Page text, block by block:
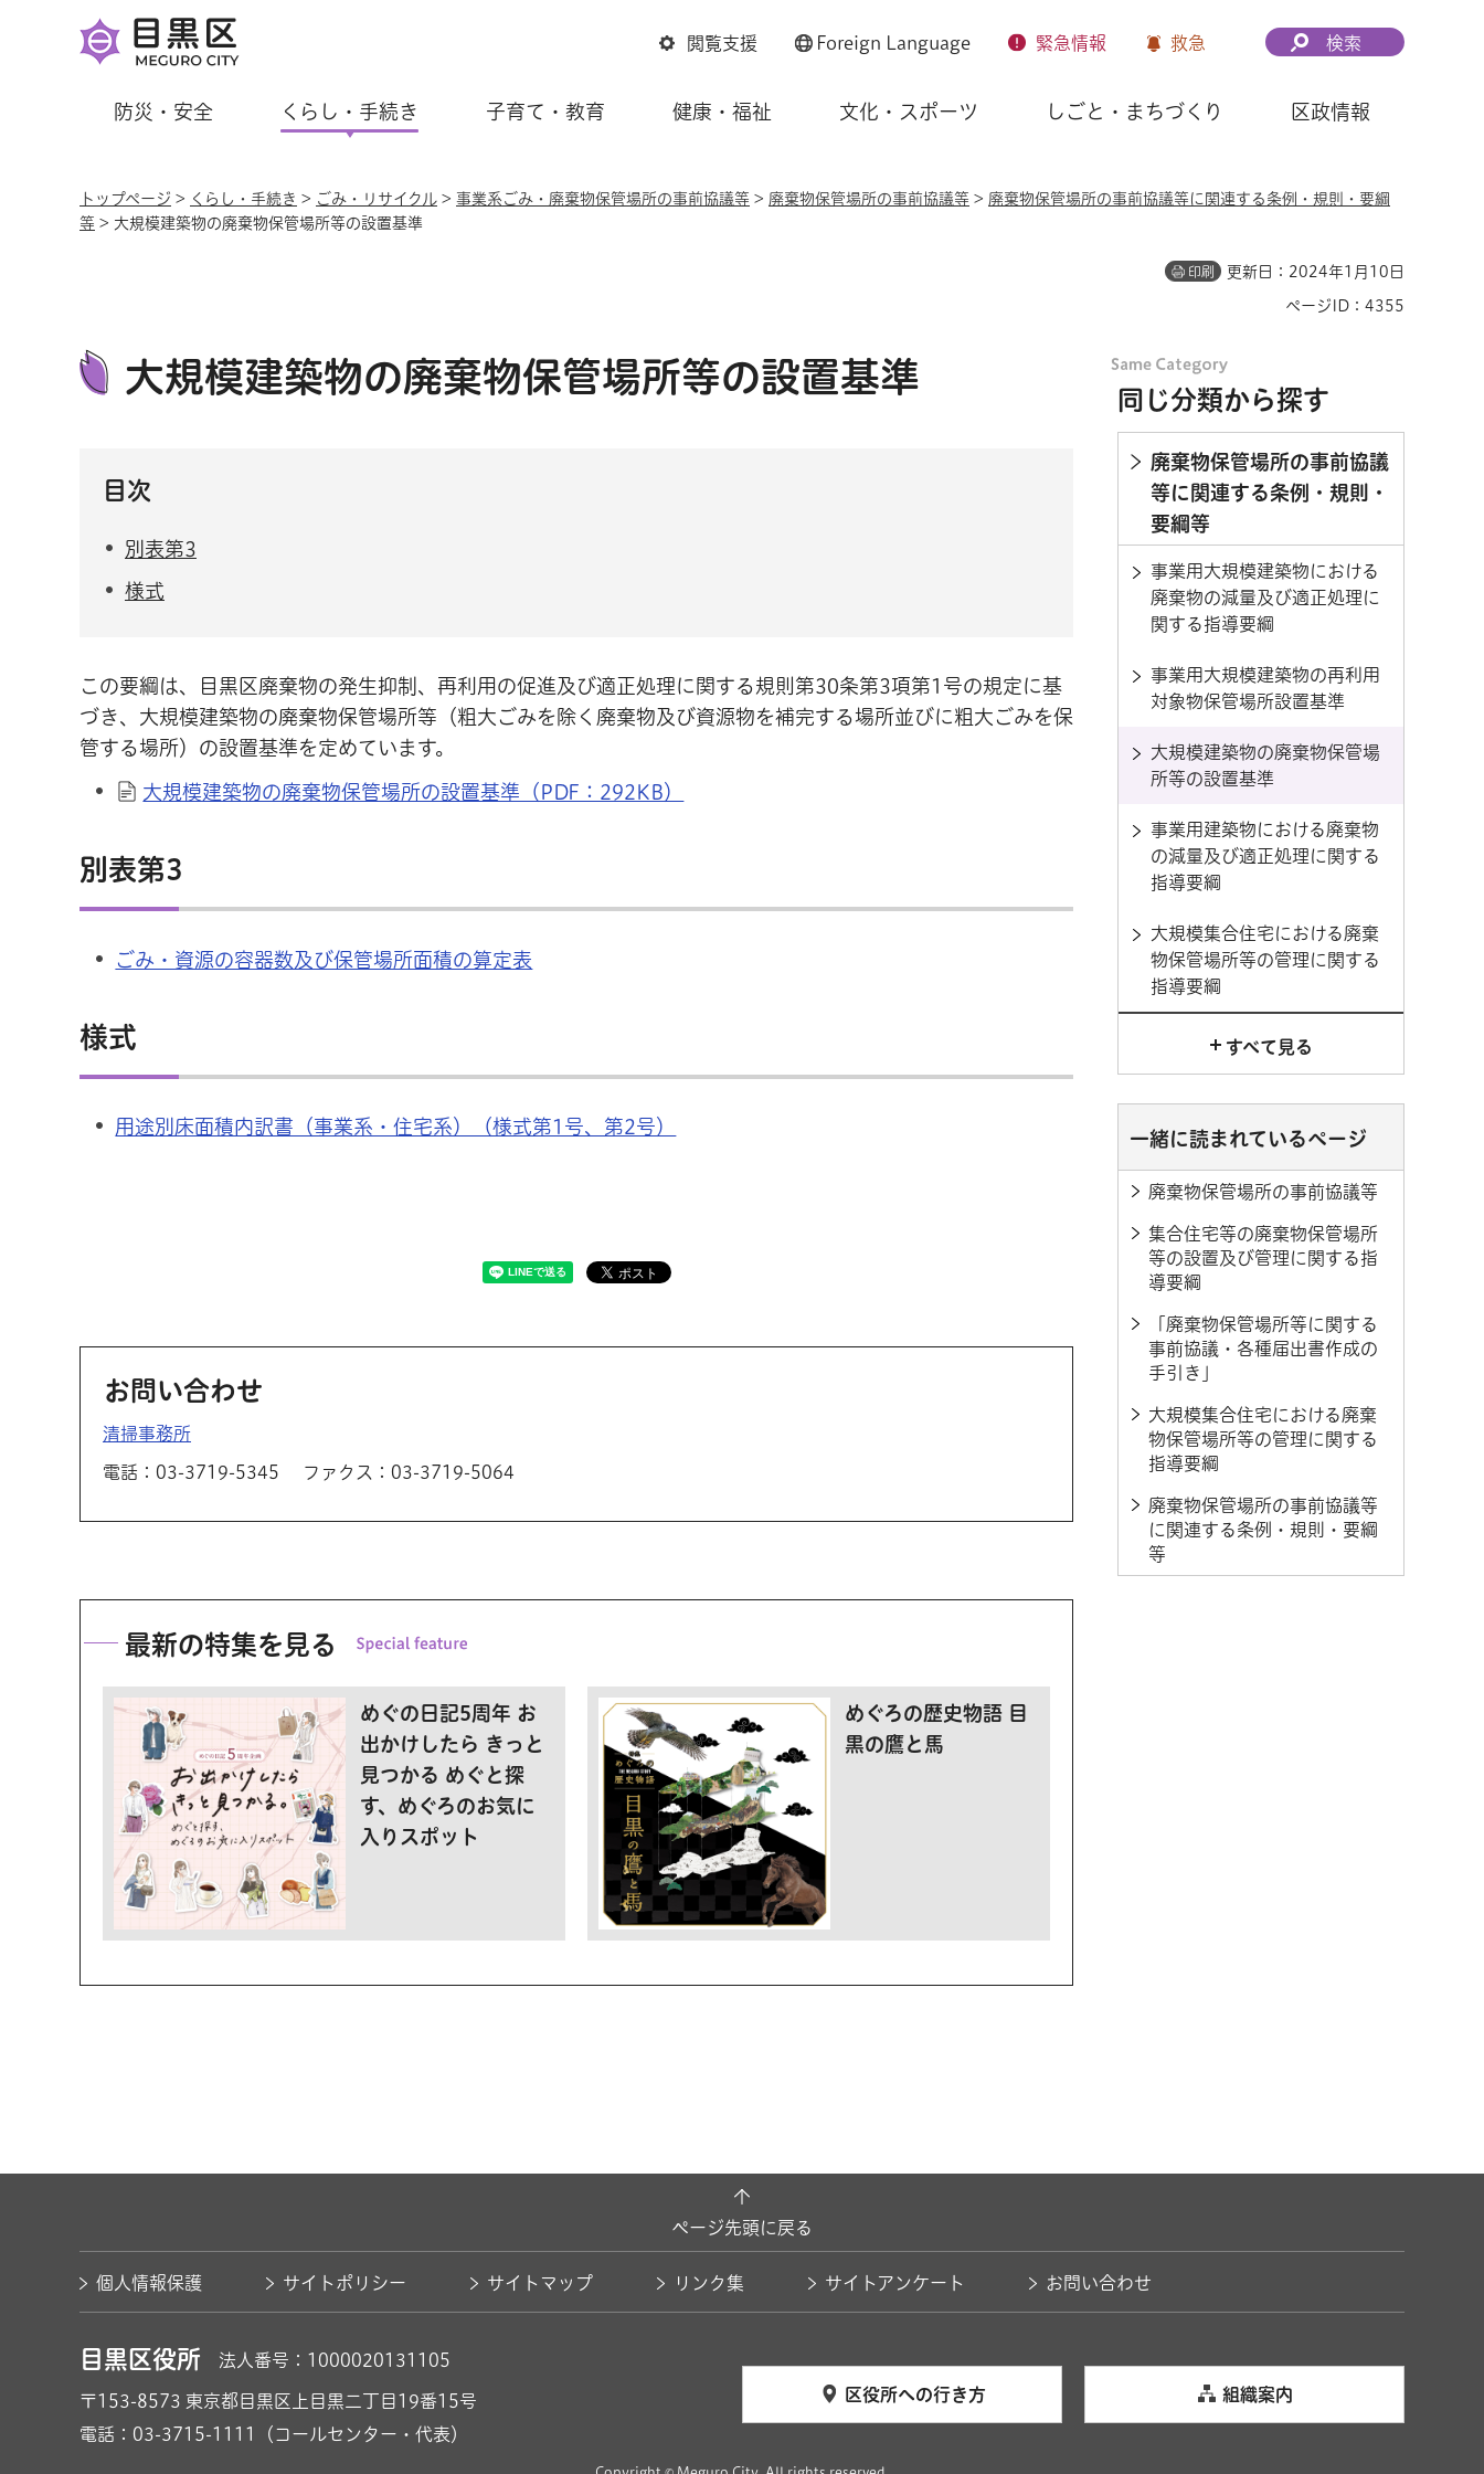
閲覧支援 Foreign Language 緊急情報 救急 検索
防災・安全 くらし・手続き 子育て・教育 健康・福祉 文化・スポーツ しごと・まちづくり 区政情報
トップページ > くらし・手続き > ごみ・リサイクル > 事業系ごみ・廃棄物保管場所の事前協議等 > 廃棄物保管場所の事前協議等 > 廃棄物保管場所の事前協議等に関連する条例・規則・要綱
等 > 大規模建築物の廃棄物保管場所等の設置基準
印刷 更新日：2024年1月10日
ページID：4355
大規模建築物の廃棄物保管場所等の設置基準
目次
別表第3
様式
この要綱は、目黒区廃棄物の発生抑制、再利用の促進及び適正処理に関する規則第30条第3項第1号の規定に基
づき、大規模建築物の廃棄物保管場所等（粗大ごみを除く廃棄物及び資源物を補完する場所並びに粗大ごみを保
管する場所）の設置基準を定めています。
大規模建築物の廃棄物保管場所の設置基準（PDF：292KB）
別表第3
ごみ・資源の容器数及び保管場所面積の算定表
様式
用途別床面積内訳書（事業系・住宅系）（様式第1号、第2号）
お問い合わせ
清掃事務所
電話：03-3719-5345 ファクス：03-3719-5064
最新の特集を見る
めぐの日記5周年 お
出かけしたら きっと
見つかる めぐと探
す、めぐろのお気に
入りスポット
めぐろの歴史物語 目
黒の鷹と馬
同じ分類から探す
廃棄物保管場所の事前協議
等に関連する条例・規則・
要綱等
事業用大規模建築物における
廃棄物の減量及び適正処理に
関する指導要綱
事業用大規模建築物の再利用
対象物保管場所設置基準
大規模建築物の廃棄物保管場
所等の設置基準
事業用建築物における廃棄物
の減量及び適正処理に関する
指導要綱
大規模集合住宅における廃棄
物保管場所等の管理に関する
指導要綱
すべて見る
一緒に読まれているページ
廃棄物保管場所の事前協議等
集合住宅等の廃棄物保管場所
等の設置及び管理に関する指
導要綱
「廃棄物保管場所等に関する
事前協議・各種届出書作成の
手引き」
大規模集合住宅における廃棄
物保管場所等の管理に関する
指導要綱
廃棄物保管場所の事前協議等
に関連する条例・規則・要綱
等
ページ先頭に戻る
個人情報保護 サイトポリシー サイトマップ リンク集 サイトアンケート お問い合わせ
目黒区役所 法人番号：1000020131105
〒153-8573 東京都目黒区上目黒二丁目19番15号
電話：03-3715-1111（コールセンター・代表）
区役所への行き方 組織案内